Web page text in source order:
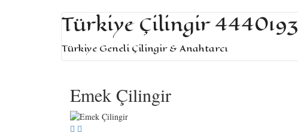
Türkiye Çilingir 4440193
Türkiye Geneli Çilingir & Anahtarcı
Emek Çilingir